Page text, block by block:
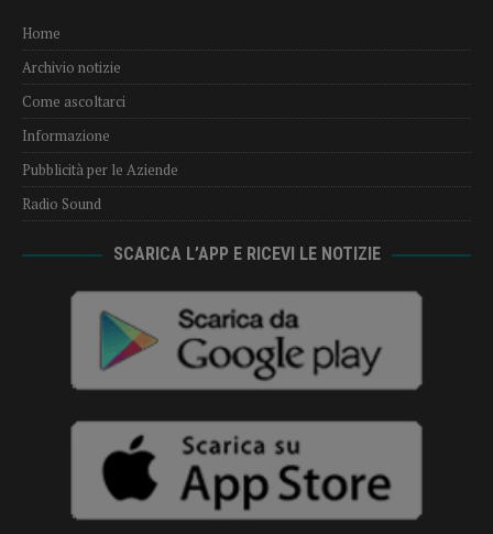
Home
Archivio notizie
Come ascoltarci
Informazione
Pubblicità per le Aziende
Radio Sound
SCARICA L’APP E RICEVI LE NOTIZIE